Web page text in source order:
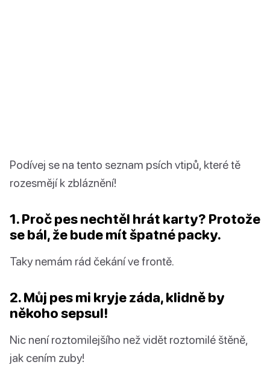
Podívej se na tento seznam psích vtipů, které tě
rozesmějí k zbláznění!
1. Proč pes nechtěl hrát karty? Protože
se bál, že bude mít špatné packy.
Taky nemám rád čekání ve frontě.
2. Můj pes mi kryje záda, klidně by
někoho sepsul!
Nic není roztomilejšího než vidět roztomilé štěně,
jak cením zuby!